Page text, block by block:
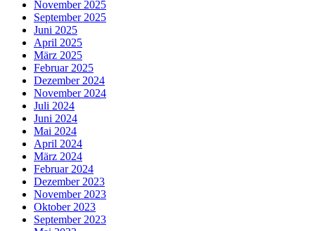
November 2025
September 2025
Juni 2025
April 2025
März 2025
Februar 2025
Dezember 2024
November 2024
Juli 2024
Juni 2024
Mai 2024
April 2024
März 2024
Februar 2024
Dezember 2023
November 2023
Oktober 2023
September 2023